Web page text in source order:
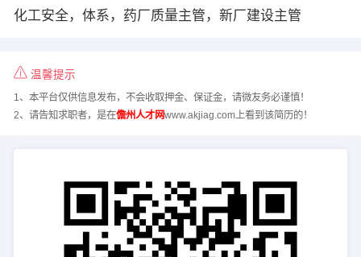
化工安全，体系，药厂质量主管，新厂建设主管
温馨提示
1、本平台仅供信息发布，不会收取押金、保证金，请微友务必谨慎！
2、请告知求职者，是在儋州人才网www.akjiag.com上看到该简历的！